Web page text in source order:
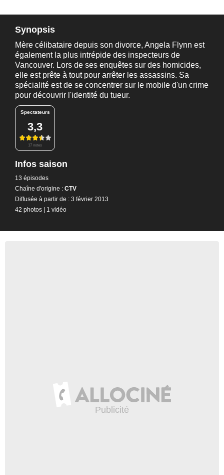
Synopsis
Mère célibataire depuis son divorce, Angela Flynn est
également la plus intrépide des inspecteurs de
Vancouver. Lors de ses enquêtes sur des homicides,
elle est prête à tout pour arrêter les assassins. Sa
spécialité est de se concentrer sur le mobile d'un crime
pour découvrir l'identité du tueur.
Spectateurs
3,3
17 notes
Infos saison
13 épisodes
Chaîne d'origine : CTV
Diffusée à partir de : 3 février 2013
42 photos | 1 vidéo